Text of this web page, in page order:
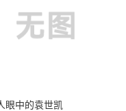
眼中的袁世凯